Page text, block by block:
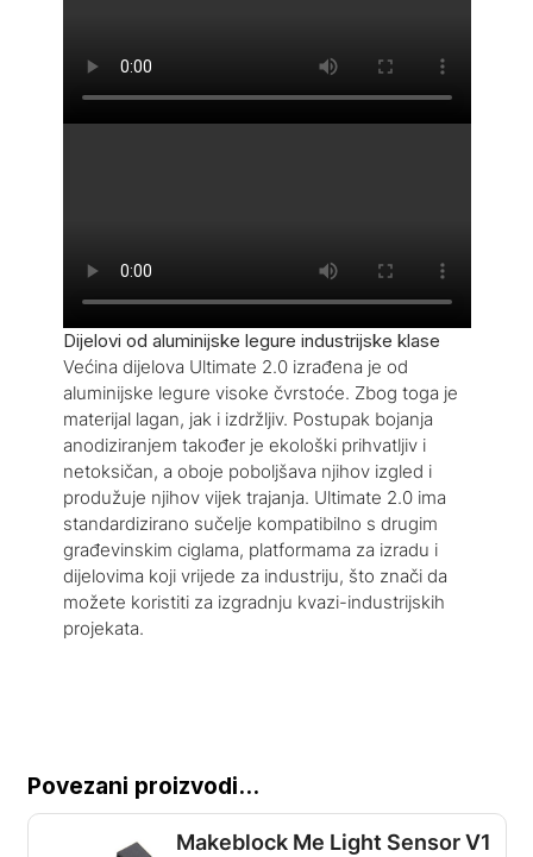
Dijelovi od aluminijske legure industrijske klase
Većina dijelova Ultimate 2.0 izrađena je od
aluminijske legure visoke čvrstoće. Zbog toga je
materijal lagan, jak i izdržljiv. Postupak bojanja
anodiziranjem također je ekološki prihvatljiv i
netoksičan, a oboje poboljšava njihov izgled i
produžuje njihov vijek trajanja. Ultimate 2.0 ima
standardizirano sučelje kompatibilno s drugim
građevinskim ciglama, platformama za izradu i
dijelovima koji vrijede za industriju, što znači da
možete koristiti za izgradnju kvazi-industrijskih
projekata.
Povezani proizvodi...
Makeblock Me Light Sensor V1